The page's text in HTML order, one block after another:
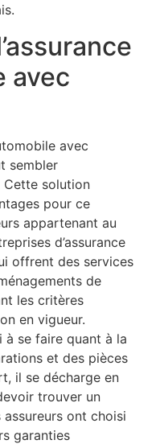
avec
avec
sembler
Cette solution
pour ce
appartenant au
d’assurance
offrent des services
de
les critères
en vigueur.
à se faire quant à la
et des pièces
il se décharge en
trouver un
ont choisi
garanties